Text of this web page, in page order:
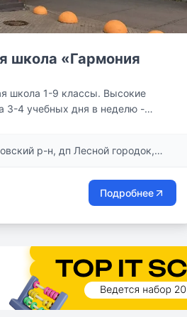
школа «Гармония
школа 1-9 классы. Высокие
3-4 учебных дня в неделю -
процесс и вовлеченность
предметы -
и английский языки.
в атмосфере любви и
ценностей, уважения и
р-н, дп Лесной городок,
Подробнее